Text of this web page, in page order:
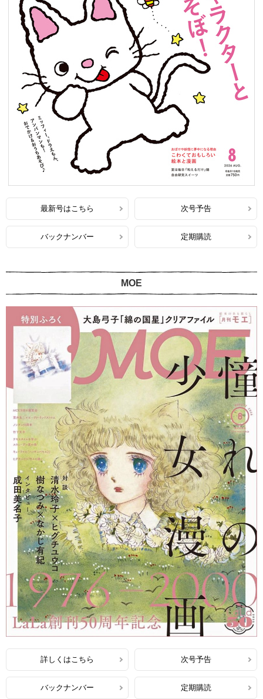
最新号はこちら 次号予告
バックナンバー 定期購読
MOE
詳しくはこちら 次号予告
バックナンバー 定期購読